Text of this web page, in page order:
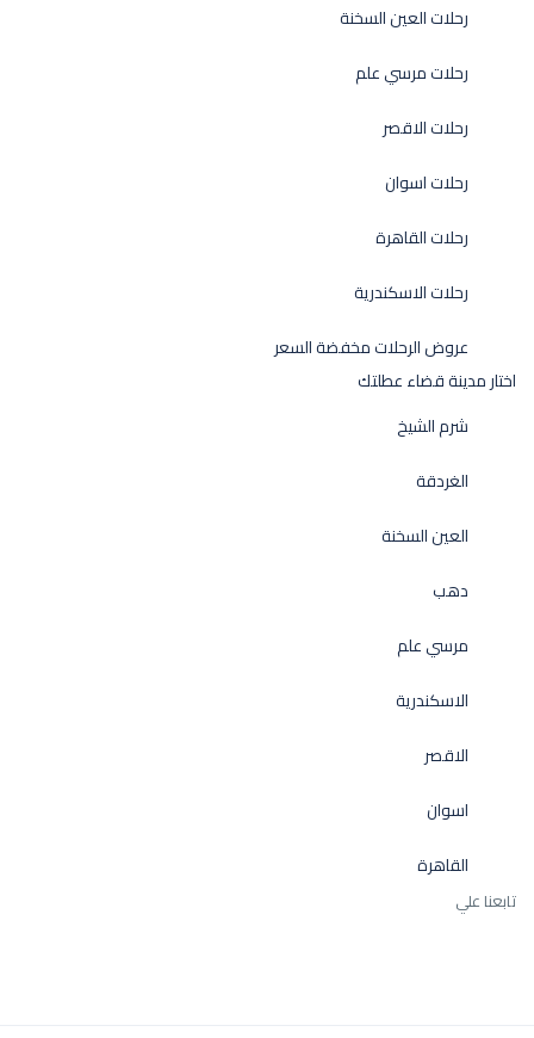
رحلات العين السخنة
رحلات مرسي علم
رحلات الاقصر
رحلات اسوان
رحلات القاهرة
رحلات الاسكندرية
عروض الرحلات مخفضة السعر
اختار مدينة قضاء عطلتك
شرم الشيخ
الغردقة
العين السخنة
دهب
مرسي علم
الاسكندرية
الاقصر
اسوان
القاهرة
تابعنا علي